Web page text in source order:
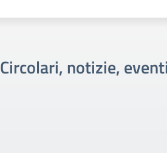
Circolari, notizie,